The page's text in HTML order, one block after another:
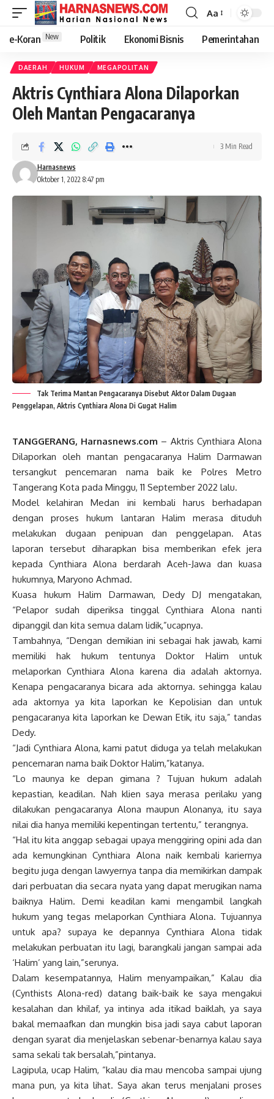
Aa
e-Koran New Politik Ekonomi Bisnis Pemerintahan
DAERAH HUKUM MEGAPOLITAN
Aktris Cynthiara Alona Dilaporkan
Oleh Mantan Pengacaranya
Oktober 1, 2022 8:47 pm
Harnasnews
3 Min Read
Tak Terima Mantan Pengacaranya Disebut Aktor Dalam Dugaan
Penggelapan, Aktris Cynthiara Alona Di Gugat Halim
TANGGERANG, Harnasnews.com – Aktris Cynthiara Alona
Dilaporkan oleh mantan pengacaranya Halim Darmawan
tersangkut pencemaran nama baik ke Polres Metro
Tangerang Kota pada Minggu, 11 September 2022 lalu.
Model kelahiran Medan ini kembali harus berhadapan
dengan proses hukum lantaran Halim merasa dituduh
melakukan dugaan penipuan dan penggelapan. Atas
laporan tersebut diharapkan bisa memberikan efek jera
kepada Cynthiara Alona berdarah Aceh-Jawa dan kuasa
hukumnya, Maryono Achmad.
Kuasa hukum Halim Darmawan, Dedy DJ mengatakan,
“Pelapor sudah diperiksa tinggal Cynthiara Alona nanti
dipanggil dan kita semua dalam lidik,”ucapnya.
Tambahnya, “Dengan demikian ini sebagai hak jawab, kami
memiliki hak hukum tentunya Doktor Halim untuk
melaporkan Cynthiara Alona karena dia adalah aktornya.
Kenapa pengacaranya bicara ada aktornya. sehingga kalau
ada aktornya ya kita laporkan ke Kepolisian dan untuk
pengacaranya kita laporkan ke Dewan Etik, itu saja,” tandas
Dedy.
“Jadi Cynthiara Alona, kami patut diduga ya telah melakukan
pencemaran nama baik Doktor Halim,”katanya.
“Lo maunya ke depan gimana ? Tujuan hukum adalah
kepastian, keadilan. Nah klien saya merasa perilaku yang
dilakukan pengacaranya Alona maupun Alonanya, itu saya
nilai dia hanya memiliki kepentingan tertentu,” terangnya.
“Hal itu kita anggap sebagai upaya menggiring opini ada dan
ada kemungkinan Cynthiara Alona naik kembali kariernya
begitu juga dengan lawyernya tanpa dia memikirkan dampak
dari perbuatan dia secara nyata yang dapat merugikan nama
baiknya Halim. Demi keadilan kami mengambil langkah
hukum yang tegas melaporkan Cynthiara Alona. Tujuannya
untuk apa? supaya ke depannya Cynthiara Alona tidak
melakukan perbuatan itu lagi, barangkali jangan sampai ada
‘Halim’ yang lain,”serunya.
Dalam kesempatannya, Halim menyampaikan,” Kalau dia
(Cynthists Alona-red) datang baik-baik ke saya mengakui
kesalahan dan khilaf, ya intinya ada itikad baiklah, ya saya
bakal memaafkan dan mungkin bisa jadi saya cabut laporan
dengan syarat dia menjelaskan sebenar-benarnya kalau saya
sama sekali tak bersalah,”pintanya.
Lagipula, ucap Halim, “kalau dia mau mencoba sampai ujung
mana pun, ya kita lihat. Saya akan terus menjalani proses